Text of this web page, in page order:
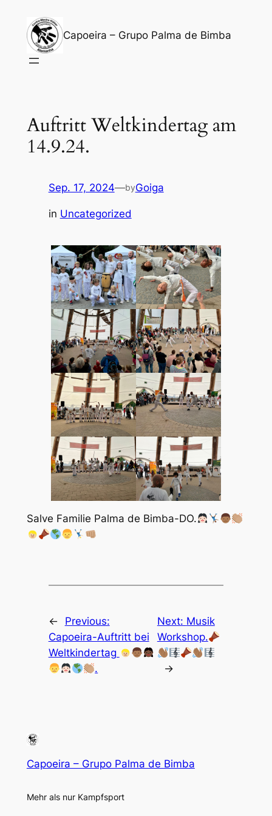
Inhalt
springen
Capoeira – Grupo Palma de Bimba
Auftritt Weltkindertag am
14.9.24.
Sep. 17, 2024—byGoiga
in Uncategorized
Salve Familie Palma de Bimba-DO.
←
Previous:
Capoeira-Auftritt bei
Weltkindertag
.
Next: Musik
Workshop.
→
Capoeira – Grupo Palma de Bimba
Mehr als nur Kampfsport